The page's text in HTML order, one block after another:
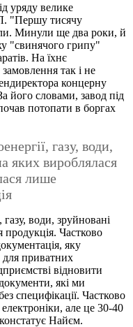
уряду велике
"Першу тисячу
Минули ще два роки, й
"свинячого грипу"
На їхнє
так і не
концерну
словами, завод під
потопати в боргах
газу, води,
яких вироблялася
лише
газу, води, зруйновані
Частково
яку
приватних
відновити
які ми
специфікації. Частково
але це 30-40
Найєм.